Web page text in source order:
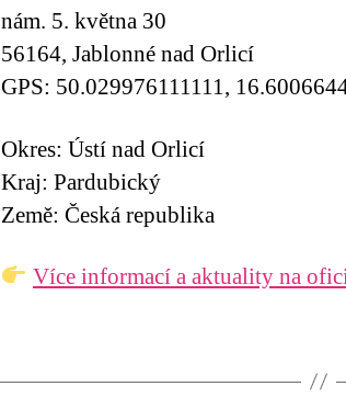
nám. 5. května 30
56164, Jablonné nad Orlicí
GPS: 50.029976111111,
Okres: Ústí nad Orlicí
Kraj: Pardubický
Země: Česká republika
Více informací a aktuality na